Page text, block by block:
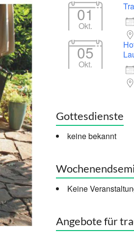
01
Okt.
05
Okt.
Gottesdienste
keine bekannt
Keine
Angebote für